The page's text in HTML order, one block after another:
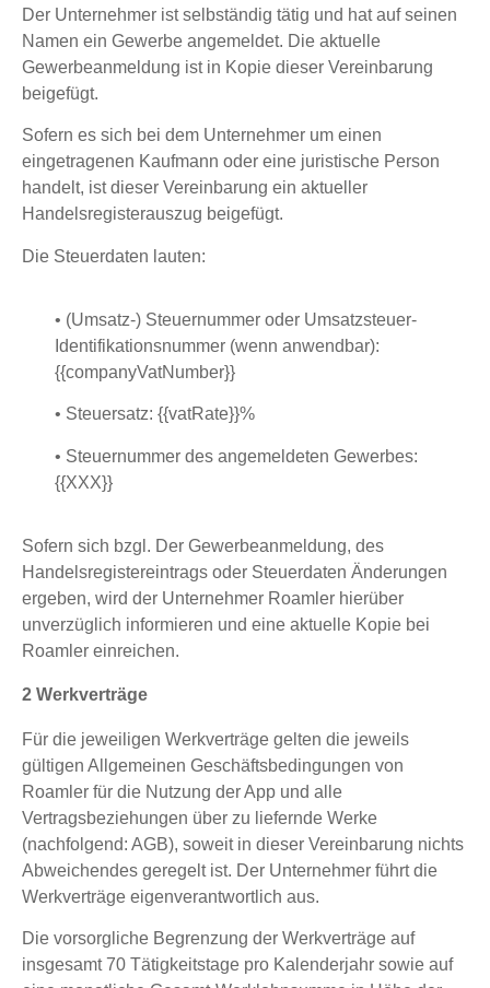
Der Unternehmer ist selbständig tätig und hat auf seinen
Namen ein Gewerbe angemeldet. Die aktuelle
Gewerbeanmeldung ist in Kopie dieser Vereinbarung
beigefügt.
Sofern es sich bei dem Unternehmer um einen
eingetragenen Kaufmann oder eine juristische Person
handelt, ist dieser Vereinbarung ein aktueller
Handelsregisterauszug beigefügt.
Die Steuerdaten lauten:
• (Umsatz-) Steuernummer oder Umsatzsteuer-
Identifikationsnummer (wenn anwendbar):
{{companyVatNumber}}
• Steuersatz: {{vatRate}}%
• Steuernummer des angemeldeten Gewerbes:
{{XXX}}
Sofern sich bzgl. Der Gewerbeanmeldung, des
Handelsregistereintrags oder Steuerdaten Änderungen
ergeben, wird der Unternehmer Roamler hierüber
unverzüglich informieren und eine aktuelle Kopie bei
Roamler einreichen.
2 Werkverträge
Für die jeweiligen Werkverträge gelten die jeweils
gültigen Allgemeinen Geschäftsbedingungen von
Roamler für die Nutzung der App und alle
Vertragsbeziehungen über zu liefernde Werke
(nachfolgend: AGB), soweit in dieser Vereinbarung nichts
Abweichendes geregelt ist. Der Unternehmer führt die
Werkverträge eigenverantwortlich aus.
Die vorsorgliche Begrenzung der Werkverträge auf
insgesamt 70 Tätigkeitstage pro Kalenderjahr sowie auf